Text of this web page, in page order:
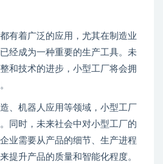
有着广泛的应用，尤其在制造业
经成为一种重要的生产工具。未
和技术的进步，小型工厂将会拥
、机器人应用等领域，小型工厂
同时，未来社会中对小型工厂的
业需要从产品的细节、生产进程
提升产品的质量和智能化程度。